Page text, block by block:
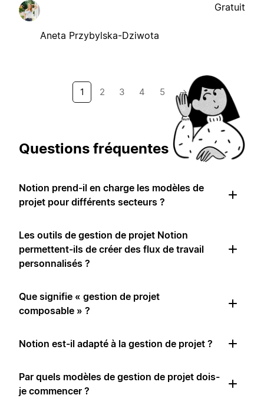
Aneta Przybylska-Dziwota
Gratuit
1 2 3 4 5 →
Questions fréquentes
Notion prend-il en charge les modèles de
projet pour différents secteurs ?
Les outils de gestion de projet Notion
permettent-ils de créer des flux de travail
personnalisés ?
Que signifie « gestion de projet
composable » ?
Notion est-il adapté à la gestion de projet ?
Par quels modèles de gestion de projet dois-
je commencer ?